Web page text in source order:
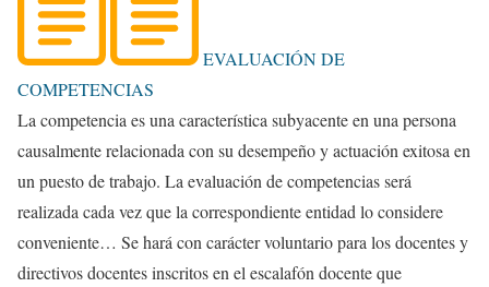
EVALUACIÓN DE
COMPETENCIAS
La competencia es una característica subyacente en una persona
causalmente relacionada con su desempeño y actuación exitosa en
un puesto de trabajo. La evaluación de competencias será
realizada cada vez que la correspondiente entidad lo considere
conveniente… Se hará con carácter voluntario para los docentes y
directivos docentes inscritos en el escalafón docente que